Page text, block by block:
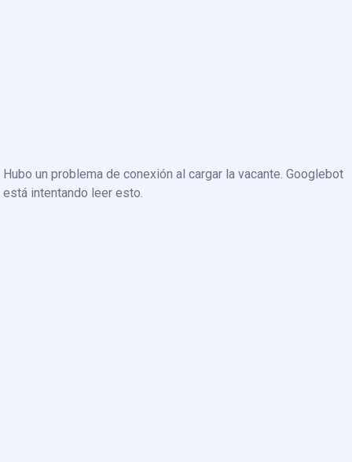
Hubo un problema de conexión al cargar la vacante. Googlebot
está intentando leer esto.